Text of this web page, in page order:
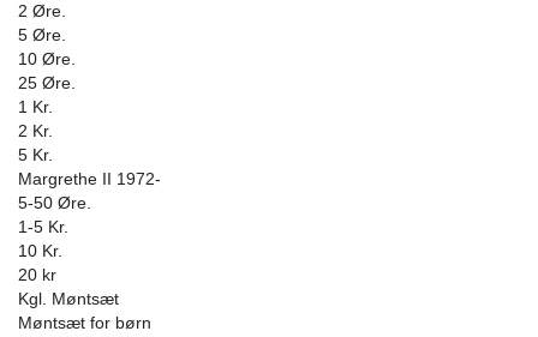
2 Øre.
5 Øre.
10 Øre.
25 Øre.
1 Kr.
2 Kr.
5 Kr.
Margrethe II 1972-
5-50 Øre.
1-5 Kr.
10 Kr.
20 kr
Kgl. Møntsæt
Møntsæt for børn